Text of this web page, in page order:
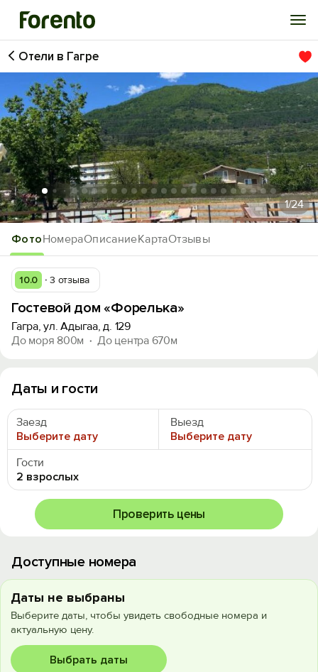
Войти
Избранное
История просмотра
Добавить свой объект
ФотоНомераОписаниеКартаОтзывы
Отели в Гагре
1/24
10.0 3 отзыва
Гостевой дом «Форелька»
Гагра, ул. Адыгаа, д. 129
До моря 800м
До центра 670м
Даты и гости
Заезд
Выберите дату
Выезд
Выберите дату
Гости
2 взрослых
Проверить цены
Доступные номера
Даты не выбраны
Выберите даты, чтобы увидеть свободные номера и
актуальную цену.
Выбрать даты